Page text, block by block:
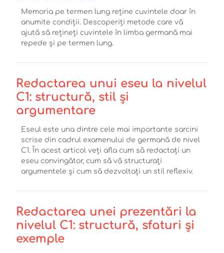
Memoria pe termen lung reține cuvintele doar în
anumite condiții. Descoperiți metode care vă
ajută să rețineți cuvintele în limba germană mai
repede și pe termen lung.
Redactarea unui eseu la nivelul
C1: structură, stil și
argumentare
Eseul este una dintre cele mai importante sarcini
scrise din cadrul examenului de germană de nivel
C1. În acest articol veți afla cum să redactați un
eseu convingător, cum să vă structurați
argumentele și cum să dezvoltați un stil reflexiv.
Redactarea unei prezentări la
nivelul C1: structură, sfaturi și
exemple